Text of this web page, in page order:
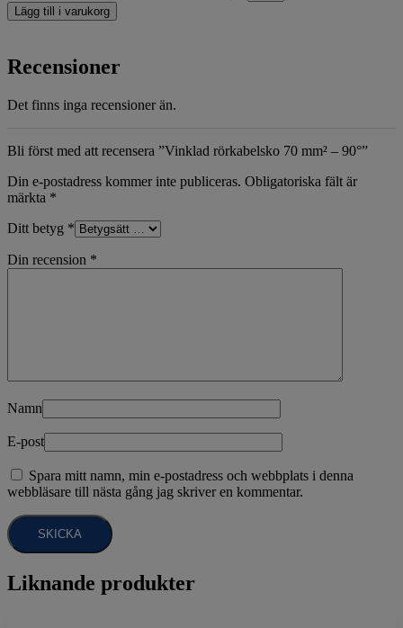
Lägg till i varukorg
Recensioner
Det finns inga recensioner än.
Bli först med att recensera ”Vinklad rörkabelsko 70 mm² – 90°”
Din e-postadress kommer inte publiceras. Obligatoriska fält är
märkta *
Ditt betyg *
Din recension *
Namn
E-post
Spara mitt namn, min e-postadress och webbplats i denna
webbläsare till nästa gång jag skriver en kommentar.
Liknande produkter